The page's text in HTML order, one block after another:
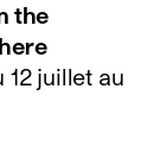
the
12 juillet au